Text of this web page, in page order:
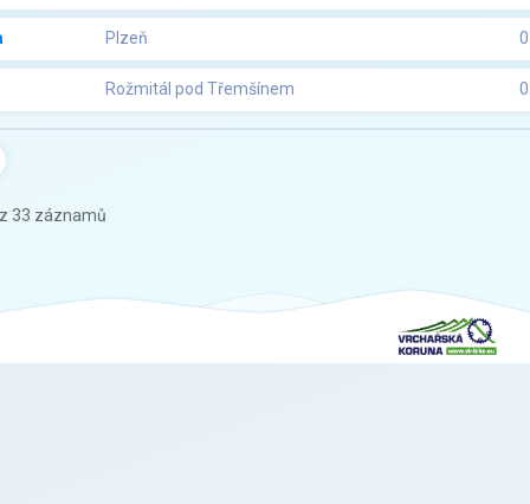
Plzeň 0
Rožmitál pod Třemšínem 0
33 záznamů